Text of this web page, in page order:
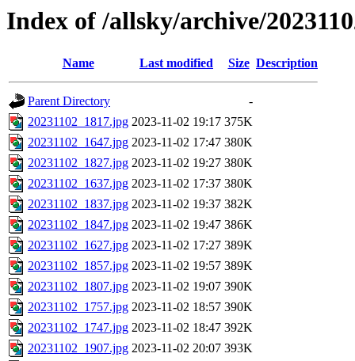
Index of /allsky/archive/
Name Last modified Size Description
Parent Directory
-
20231102_1817.jpg 2023-11-02 19:17 375K
20231102_1647.jpg 2023-11-02 17:47 380K
20231102_1827.jpg 2023-11-02 19:27 380K
20231102_1637.jpg 2023-11-02 17:37 380K
20231102_1837.jpg 2023-11-02 19:37 382K
20231102_1847.jpg 2023-11-02 19:47 386K
20231102_1627.jpg 2023-11-02 17:27 389K
20231102_1857.jpg 2023-11-02 19:57 389K
20231102_1807.jpg 2023-11-02 19:07 390K
20231102_1757.jpg 2023-11-02 18:57 390K
20231102_1747.jpg 2023-11-02 18:47 392K
20231102_1907.jpg 2023-11-02 20:07 393K